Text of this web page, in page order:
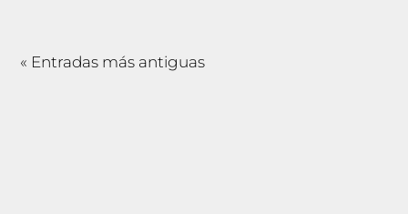
« Entradas más antiguas